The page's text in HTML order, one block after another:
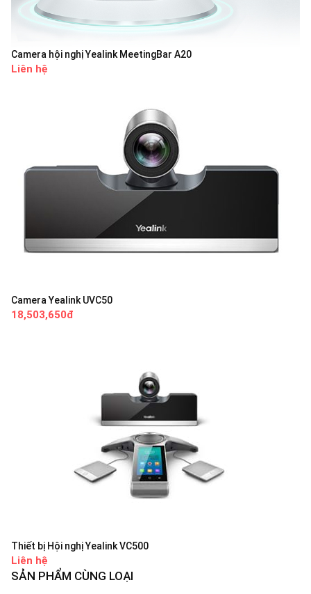
Camera hội nghị Yealink MeetingBar A20
Liên hệ
Camera Yealink UVC50
18,503,650đ
Thiết bị Hội nghị Yealink VC500
Liên hệ
SẢN PHẨM CÙNG LOẠI